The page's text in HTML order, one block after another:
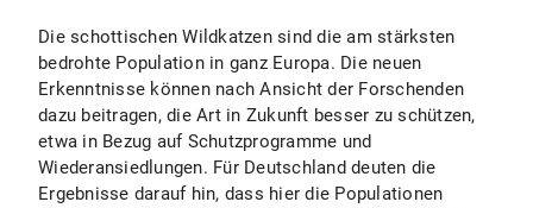
Die schottischen Wildkatzen sind die am stärksten
bedrohte Population in ganz Europa. Die neuen
Erkenntnisse können nach Ansicht der Forschenden
dazu beitragen, die Art in Zukunft besser zu schützen,
etwa in Bezug auf Schutzprogramme und
Wiederansiedlungen. Für Deutschland deuten die
Ergebnisse darauf hin, dass hier die Populationen